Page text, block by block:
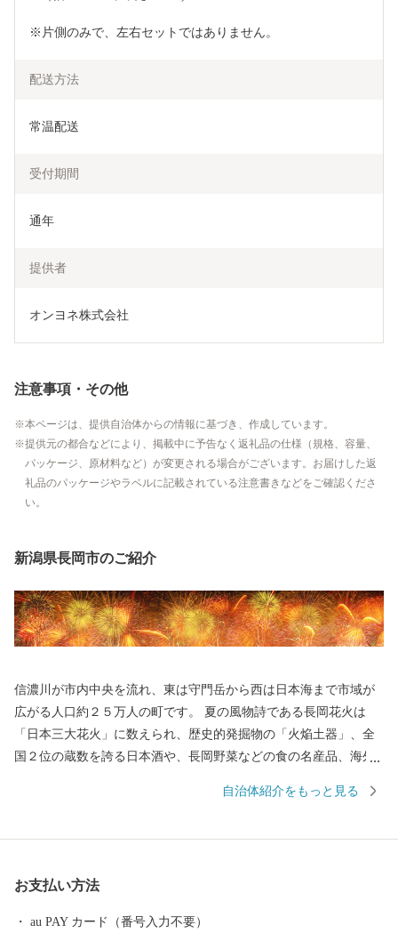
※片側のみで、左右セットではありません。
配送方法
常温配送
受付期間
通年
提供者
オンヨネ株式会社
注意事項・その他
本ページは、提供自治体からの情報に基づき、作成しています。
提供元の都合などにより、掲載中に予告なく返礼品の仕様（規格、容量、
パッケージ、原材料など）が変更される場合がございます。お届けした返
礼品のパッケージやラベルに記載されている注意書きなどをご確認くださ
い。
新潟県長岡市のご紹介
信濃川が市内中央を流れ、東は守門岳から西は日本海まで市域が
広がる人口約２５万人の町です。 夏の風物詩である長岡花火は
「日本三大花火」に数えられ、歴史的発掘物の「火焔土器」、全
国２位の蔵数を誇る日本酒や、長岡野菜などの食の名産品、海外
明媚な棚田など、さまざまな特色と文化を持った個性豊かなエリ
コシヒカリをはじめとした長岡自慢の品をご用意しました。ぜひ
ふるさと納税で長岡を応援してください！
自治体紹介をもっと見る
お支払い方法
au PAY カード（番号入力不要）